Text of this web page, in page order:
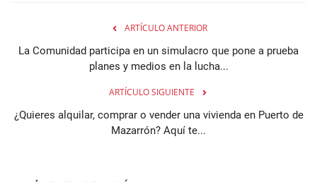
ARTÍCULO ANTERIOR
La Comunidad participa en un simulacro que pone a prueba
planes y medios en la lucha...
ARTÍCULO SIGUIENTE
¿Quieres alquilar, comprar o vender una vivienda en Puerto de
Mazarrón? Aquí te...